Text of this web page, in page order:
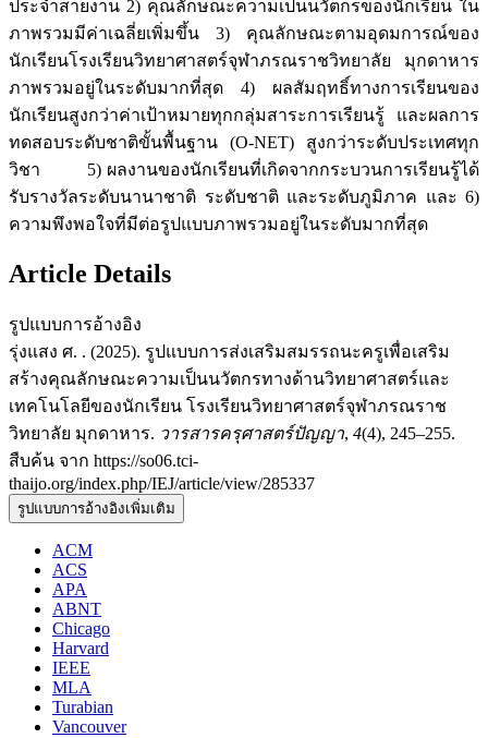
ประจำสายงาน 2) คุณลักษณะความเป็นนวัตกรของนักเรียน ใน
ภาพรวมมีค่าเฉลี่ยเพิ่มขึ้น 3) คุณลักษณะตามอุดมการณ์ของ
นักเรียนโรงเรียนวิทยาศาสตร์จุฬาภรณราชวิทยาลัย มุกดาหาร
ภาพรวมอยู่ในระดับมากที่สุด 4) ผลสัมฤทธิ์ทางการเรียนของ
นักเรียนสูงกว่าค่าเป้าหมายทุกกลุ่มสาระการเรียนรู้ และผลการ
ทดสอบระดับชาติขั้นพื้นฐาน (O-NET) สูงกว่าระดับประเทศทุก
วิชา 5) ผลงานของนักเรียนที่เกิดจากกระบวนการเรียนรู้ได้
รับรางวัลระดับนานาชาติ ระดับชาติ และระดับภูมิภาค และ 6)
ความพึงพอใจที่มีต่อรูปแบบภาพรวมอยู่ในระดับมากที่สุด
Article Details
รูปแบบการอ้างอิง
รุ่งแสง ศ. . (2025). รูปแบบการส่งเสริมสมรรถนะครูเพื่อเสริม
สร้างคุณลักษณะความเป็นนวัตกรทางด้านวิทยาศาสตร์และ
เทคโนโลยีของนักเรียน โรงเรียนวิทยาศาสตร์จุฬาภรณราช
วิทยาลัย มุกดาหาร. วารสารครุศาสตร์ปัญญา, 4(4), 245–255.
สืบค้น จาก https://so06.tci-
thaijo.org/index.php/IEJ/article/view/285337
รูปแบบการอ้างอิงเพิ่มเติม
ACM
ACS
APA
ABNT
Chicago
Harvard
IEEE
MLA
Turabian
Vancouver